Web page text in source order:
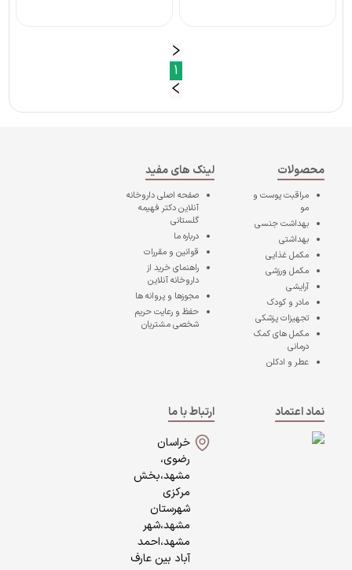
1
محصولات
مراقبت پوست و
مو
بهداشت جنسی
بهداشتی
مکمل غذایی
مکمل ورزشی
آرایشی
مادر و کودک
تجهیزات پزشکی
مکمل های کمک
درمانی
عطر و ادکلن
لینک های مفید
صفحه اصلیداروخانه
آنلاین دکتر فهیمه
گلستانی
درباره ما
قوانین و مقررات
راهنمای خرید از
داروخانه آنلاین
مجوزها و پروانه ها
حفظ و رعایت حریم
شخصی مشتریان
نماد اعتماد
ارتباط با ما
خراسان
رضوی،
مشهد،بخش
مرکزی
شهرستان
مشهد،شهر
مشهد،احمد
آباد بین عارف